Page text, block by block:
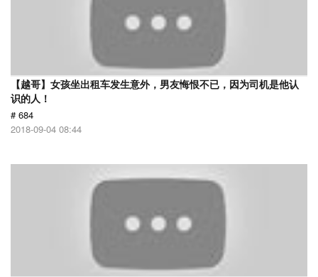
【越哥】女孩坐出租车发生意外，男友悔恨不已，因为司机是他认
识的人！
# 684
2018-09-04 08:44